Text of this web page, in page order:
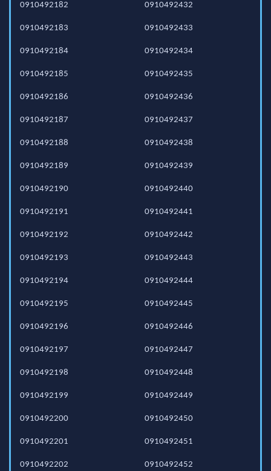
0910492182
0910492183
0910492184
0910492185
0910492186
0910492187
0910492188
0910492189
0910492190
0910492191
0910492192
0910492193
0910492194
0910492195
0910492196
0910492197
0910492198
0910492199
0910492200
0910492201
0910492202
0910492432
0910492433
0910492434
0910492435
0910492436
0910492437
0910492438
0910492439
0910492440
0910492441
0910492442
0910492443
0910492444
0910492445
0910492446
0910492447
0910492448
0910492449
0910492450
0910492451
0910492452